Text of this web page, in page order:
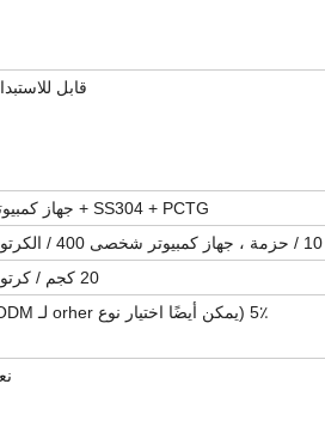
قابل
SS304 + PCTG + جهاز كمبيوتر
20 كجم / كرتون
5٪ (يمكن أيضًا اختيار نوع orher لـ ODM)